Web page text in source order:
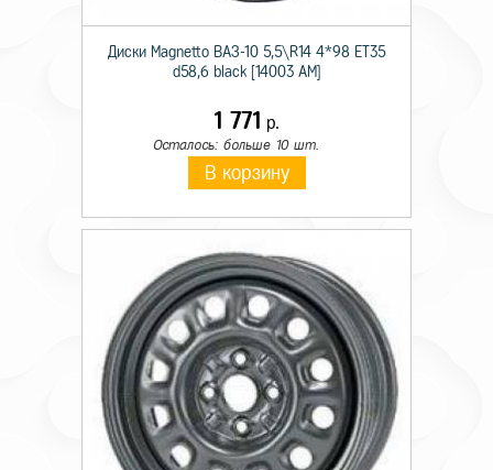
Диски Magnetto ВАЗ-10 5,5\R14 4*98 ET35
d58,6 black [14003 AM]
1 771 р.
Осталось: больше 10 шт.
В корзину